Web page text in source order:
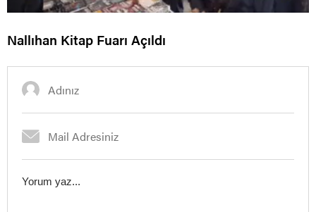
Nallıhan Kitap Fuarı Açıldı